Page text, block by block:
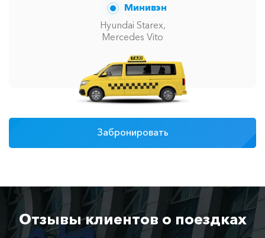
Минивэн
Hyundai Starex,
Mercedes Vito
Забронировать
Отзывы клиентов о поездках